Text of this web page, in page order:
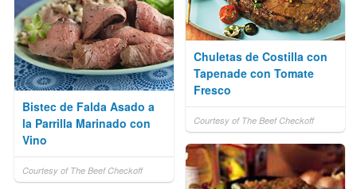
Chuletas de Costilla con
Tapenade con Tomate
Fresco
Courtesy of The Beef Checkoff
Bistec de Falda Asado a
la Parrilla Marinado con
Vino
Courtesy of The Beef Checkoff